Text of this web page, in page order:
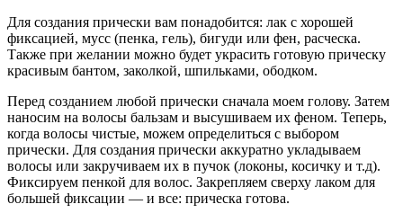
Для создания прически вам понадобится: лак с хорошей
фиксацией, мусс (пенка, гель), бигуди или фен, расческа.
Также при желании можно будет украсить готовую прическу
красивым бантом, заколкой, шпильками, ободком.
Перед созданием любой прически сначала моем голову. Затем
наносим на волосы бальзам и высушиваем их феном. Теперь,
когда волосы чистые, можем определиться с выбором
прически. Для создания прически аккуратно укладываем
волосы или закручиваем их в пучок (локоны, косичку и т.д).
Фиксируем пенкой для волос. Закрепляем сверху лаком для
большей фиксации — и все: прическа готова.